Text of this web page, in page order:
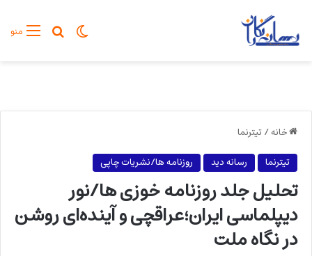
منوجستجو
تغییر پوسته
خانه/تیترنما
تیترنما
رسانه دید روزنامه ها/نشریات چاپی
تحلیل جلد روزنامه خوزی ها/نور
دیپلماسی ایران؛عراقچی و آینده‌ای روشن
در نگاه ملت